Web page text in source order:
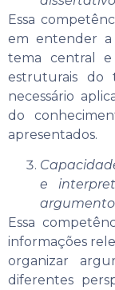
Essa
em entender a
tema central e
estruturais do
necessário
do
apresentados.
e
Essa
informações
organizar
diferentes